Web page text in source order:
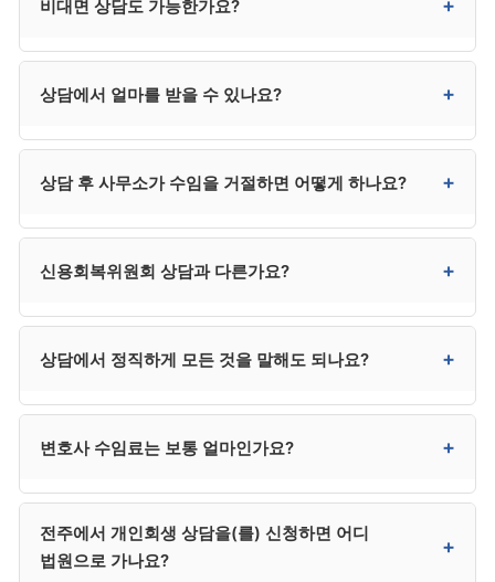
본인이 비교 후 가장 적합한 사무소를 선택하시면
비대면 상담도 가능한가요? +
거리 부담 없이 진행 가능합니다. 다른 지역의 평판 좋은
상담에서 얼마를 받을 수 있나요? +
사건의 진행 가능성, 예상 변제금, 비용 등 의사결정에
상담 후 사무소가 수임을 거절하면 어떻게 하나요? +
검토할 수 있습니다. 거절 자체가 부정적인 것은 아니며,
신용회복위원회 상담과 다른가요? +
공공기관이며, 변호사 사무소 상담과는 별개입니다. 다만
상담에서 정직하게 모든 것을 말해도 되나요? +
안내의 전제입니다. 도박성 채무, 가족 사정 등도 솔직히
변호사 수임료는 보통 얼마인가요? +
법무사는 250만 원 전후로 다소 낮지만 법정 대리권에
제한이 있어 분쟁 발생 시 변호사를 추가 선임해야 할 수
전주에서 개인회생 상담을(를) 신청하면 어디
법원으로 가나요?
+